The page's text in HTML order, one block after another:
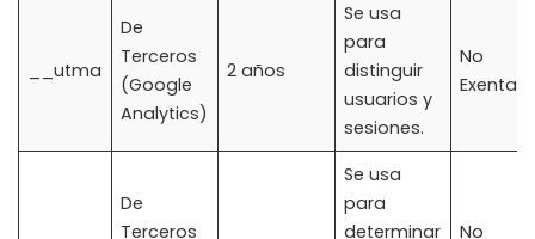
__utma
De
Terceros
(Google
Analytics)
2 años
Se usa
para
distinguir
usuarios y
sesiones.
No
Exenta
De
Terceros
Se usa
para
determinar
No